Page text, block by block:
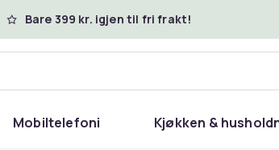
Bare 399 kr. igjen til fri frakt!
Mobiltelefoni Kjøkken &